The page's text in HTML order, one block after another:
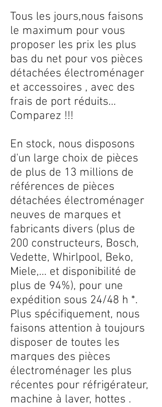
Tous les jours,nous faisons
le maximum pour vous
proposer les prix les plus
bas du net pour vos pièces
détachées électroménager
et accessoires , avec des
frais de port réduits...
Comparez !!!
En stock, nous disposons
d'un large choix de pièces
de plus de 13 millions de
références de pièces
détachées électroménager
neuves de marques et
fabricants divers (plus de
200 constructeurs, Bosch,
Vedette, Whirlpool, Beko,
Miele,... et disponibilité de
plus de 94%), pour une
expédition sous 24/48 h *.
Plus spécifiquement, nous
faisons attention à toujours
disposer de toutes les
marques des pièces
électroménager les plus
récentes pour réfrigérateur,
machine à laver, hottes .